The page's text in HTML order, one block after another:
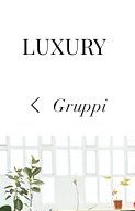
LUXURY
Gruppi